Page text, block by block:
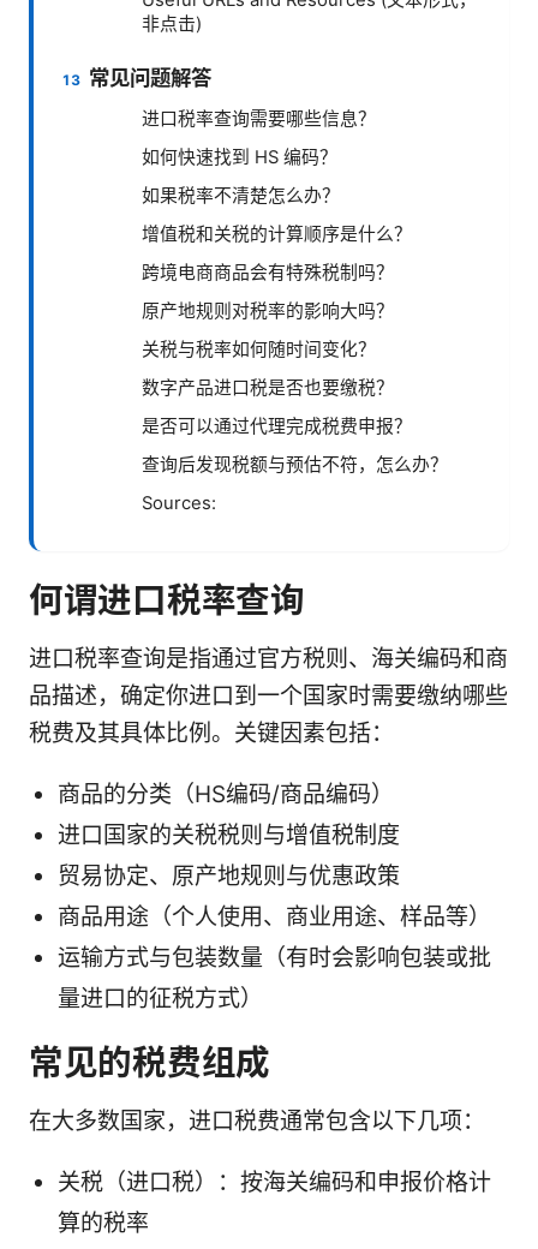
非点击)
常见问题解答
进口税率查询需要哪些信息？
如何快速找到 HS 编码？
如果税率不清楚怎么办？
增值税和关税的计算顺序是什么？
跨境电商商品会有特殊税制吗？
原产地规则对税率的影响大吗？
关税与税率如何随时间变化？
数字产品进口税是否也要缴税？
是否可以通过代理完成税费申报？
查询后发现税额与预估不符，怎么办？
Sources:
何谓进口税率查询
进口税率查询是指通过官方税则、海关编码和商
品描述，确定你进口到一个国家时需要缴纳哪些
税费及其具体比例。关键因素包括：
商品的分类（HS编码/商品编码）
进口国家的关税税则与增值税制度
贸易协定、原产地规则与优惠政策
商品用途（个人使用、商业用途、样品等）
运输方式与包装数量（有时会影响包装或批
量进口的征税方式）
常见的税费组成
在大多数国家，进口税费通常包含以下几项：
关税（进口税）：按海关编码和申报价格计
算的税率